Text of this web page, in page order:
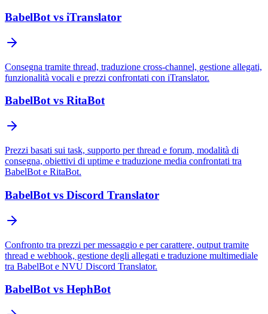
BabelBot vs iTranslator
Consegna tramite thread, traduzione cross-channel, gestione allegati,
funzionalità vocali e prezzi confrontati con iTranslator.
BabelBot vs RitaBot
Prezzi basati sui task, supporto per thread e forum, modalità di
consegna, obiettivi di uptime e traduzione media confrontati tra
BabelBot e RitaBot.
BabelBot vs Discord Translator
Confronto tra prezzi per messaggio e per carattere, output tramite
thread e webhook, gestione degli allegati e traduzione multimediale
tra BabelBot e NVU Discord Translator.
BabelBot vs HephBot